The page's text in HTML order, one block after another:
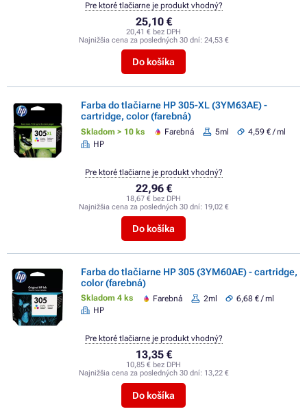
25,10 €
20,41 € bez DPH
Najnižšia cena za posledných 30 dní: 24,53 €
Do košíka
Pre ktoré tlačiarne je produkt vhodný?
Farba do tlačiarne HP 305-XL (3YM63AE) -
cartridge, color (farebná)
Skladom > 10 ks Farebná 5ml
4,59 € / ml
HP
22,96 €
18,67 € bez DPH
Najnižšia cena za posledných 30 dní: 19,02 €
Do košíka
Pre ktoré tlačiarne je produkt vhodný?
Farba do tlačiarne HP 305 (3YM60AE) - cartridge,
color (farebná)
Skladom 4 ks Farebná 2ml
6,68 € / ml
HP
13,35 €
10,85 € bez DPH
Najnižšia cena za posledných 30 dní: 13,22 €
Do košíka
Pre ktoré tlačiarne je produkt vhodný?